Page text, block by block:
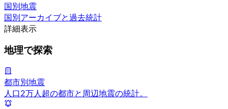
国別地震
国別アーカイブと過去統計
詳細表示
地理で探索
都市別地震
人口2万人超の都市と周辺地震の統計。